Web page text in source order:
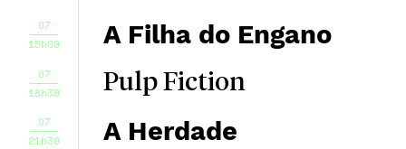
07
15h00
A Filha do Engano
07
18h30
Pulp Fiction
07
21h30
A Herdade